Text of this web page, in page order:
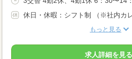
休日・休暇：シフト制 （※社内カ
もっと見る
求人詳細を見る